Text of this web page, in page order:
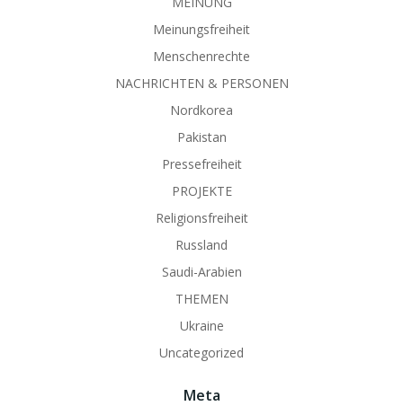
Meinungsfreiheit
Menschenrechte
NACHRICHTEN & PERSONEN
Nordkorea
Pakistan
Pressefreiheit
PROJEKTE
Religionsfreiheit
Russland
Saudi-Arabien
THEMEN
Ukraine
Uncategorized
Meta